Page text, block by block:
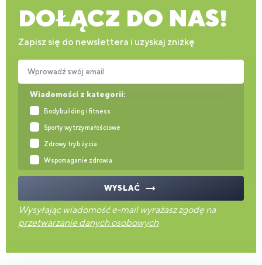
DOŁĄCZ DO NAS!
Zapisz się do newslettera i uzyskaj zniżkę
Wiadomości z kategorii:
Bodybuilding i fitness
Sporty wytrzymałościowe
Zdrowy tryb życia
Wspomaganie zdrowia
Wprowadź swój email
WYSŁAĆ
Wysyłając wiadomość e-mail wyrażasz zgodę na
przetwarzanie danych osobowych